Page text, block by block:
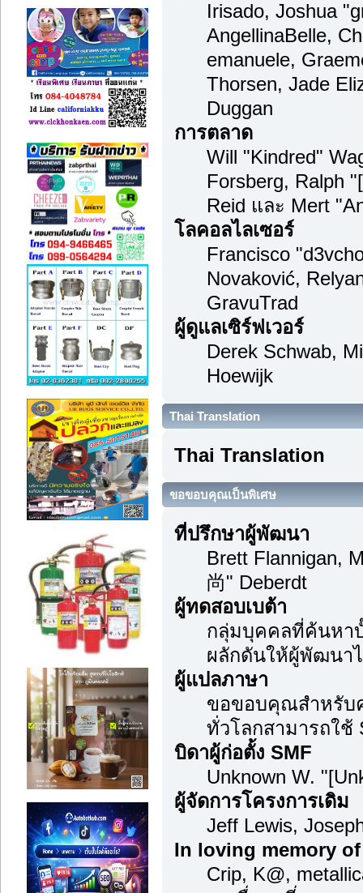
Irisado, Joshua
AngellinaBelle,
emanuele,
Thorsen, Jade
Duggan
การตลาด
Will "Kindred"
Forsberg, Ralph
Reid และ Mert
โลคอลไลเซอร์
Francisco
Novaković,
GravuTrad
ผู้ดูแลเซิร์ฟเวอร์
Derek Schwab,
Hoewijk
Thai Translation
Thai Translation
ขอขอบคุณเป็นพิเศษ
ที่ปรึกษาผู้พัฒนา
Brett Flannigan,
尚" Deberdt
ผู้ทดสอบเบต้า
กลุ่มบุคคลที่ค้นหา
ผลักดันให้ผู้พัฒนา
ผู้แปลภาษา
ขอขอบคุณสำหรับ
ทั่วโลกสามารถใช้
บิดาผู้ก่อตั้ง SMF
Unknown W.
ผู้จัดการโครงการเดิม
Jeff Lewis,
In loving memory of
Crip, K@,